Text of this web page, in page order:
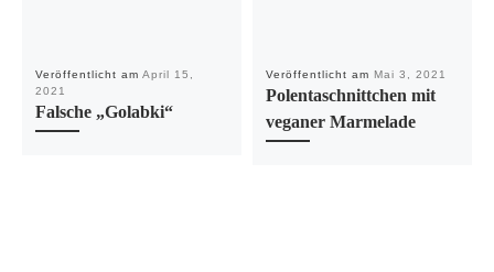
Veröffentlicht am April 15,
2021
Falsche „Golabki“
Veröffentlicht am Mai 3, 2021
Polentaschnittchen mit
veganer Marmelade